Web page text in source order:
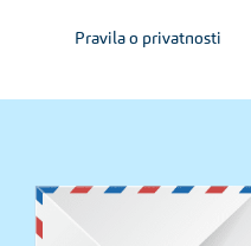
Pravila o privatnosti